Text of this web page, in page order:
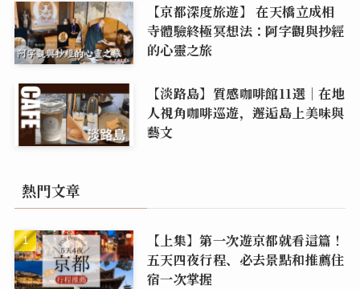
【京都深度旅遊】 在天橋立成相
寺體驗終極冥想法：阿字觀與抄經
的心靈之旅
【淡路島】質感咖啡館11選｜在地
人視角咖啡巡遊，邂逅島上美味與
藝文
熱門文章
【上集】第一次遊京都就看這篇！
五天四夜行程、必去景點和推薦住
宿一次掌握